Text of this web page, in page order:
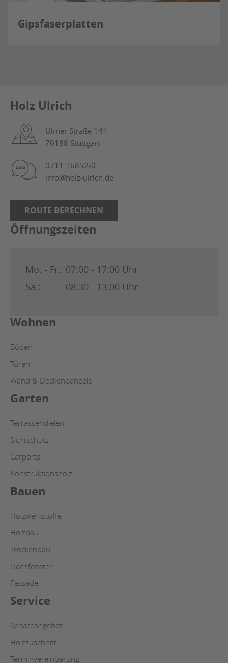
Gipsfaserplatten
Holz Ulrich
Ulmer Straße 141
70188 Stuttgart
0711 16852-0
info@holz-ulrich.de
ROUTE BERECHNEN
Öffnungszeiten
Mo. - Fr.: 07:00 - 17:00 Uhr
Sa.:
08:30 - 13:00 Uhr
Wohnen
Böden
Türen
Wand & Deckenpaneele
Garten
Terrassendielen
Sichtschutz
Carports
Konstruktionsholz
Bauen
Holzwerkstoffe
Holzbau
Trockenbau
Dachfenster
Fassade
Service
Serviceangebot
Holzzuschnitt
Terminvereinbarung